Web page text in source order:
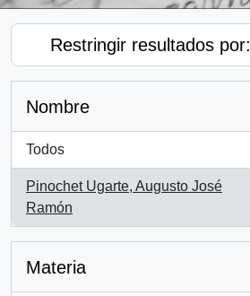
Restringir resultados por:
Nombre
Todos
Pinochet Ugarte, Augusto José
Ramón
, 1 resultados
Materia